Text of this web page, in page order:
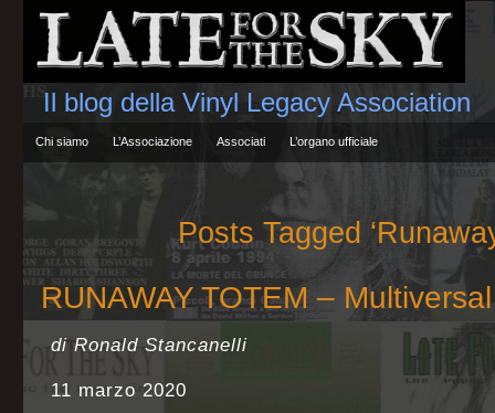
Il blog della Vinyl Legacy Association
Chi siamo L’Associazione Associati L’organo ufficiale
Posts Tagged
RUNAWAY TOTEM –
di Ronald Stancanelli
11 marzo 2020